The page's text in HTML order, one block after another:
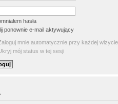
hasła
ponownie e-mail aktywujący
mnie automatycznie przy każdej wizycie
mój status w tej sesji